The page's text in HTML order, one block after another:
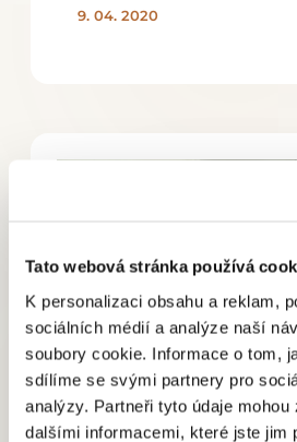
Tato webová stránka používá
K personalizaci obsahu a reklam,
sociálních médií a analýze naší
soubory cookie. Informace o tom,
sdílíme se svými partnery pro
analýzy. Partneři tyto údaje mohou
dalšími informacemi, které jste jim
9. 04. 2020
Verizon Ostrava